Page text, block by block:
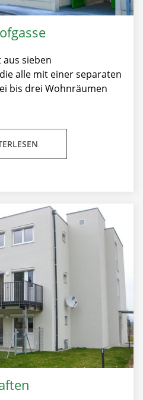
sieben
alle mit einer separaten
bis drei Wohnräumen